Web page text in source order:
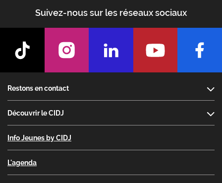
Suivez-nous sur les réseaux sociaux
Restons en contact
Découvrir le CIDJ
Info Jeunes by CIDJ
L'agenda